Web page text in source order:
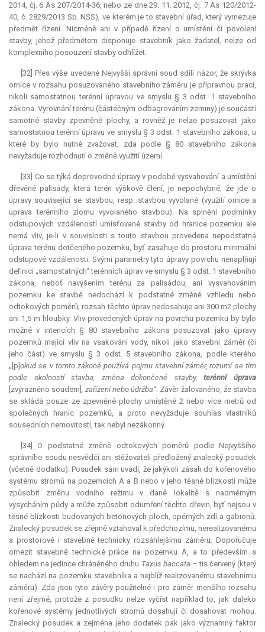
2014, čj. 6 As 207/2014-36, nebo ze dne 29. 11. 2012, čj. 7 As 120/2012-
40, č. 2829/2013 Sb. NSS), ve kterém je to stavební úřad, který vymezuje
předmět řízení. Nicméně ani v případě řízení o umístění či povolení
stavby, jehož předmětem disponuje stavebník jako žadatel, nelze od
komplexního posouzení stavby odhlížet.
[32] Přes výše uvedené Nejvyšší správní soud sdílí názor, že skrývka
ornice v rozsahu posuzovaného stavebního záměru je přípravnou prací,
nikoli samostatnou terénní úpravou ve smyslu § 3 odst. 1 stavebního
zákona. Vyrovnání terénu (částečným odbagrováním zeminy) je součástí
samotné stavby zpevněné plochy, a rovněž je nelze posuzovat jako
samostatnou terénní úpravu ve smyslu § 3 odst. 1 stavebního zákona, u
které by bylo nutné zvažovat, zda podle § 80 stavebního zákona
nevyžaduje rozhodnutí o změně využití území.
[33] Co se týká doprovodné úpravy v podobě vysvahování a umístění
dřevěné palisády, která terén výškově člení, je nepochybné, že jde o
úpravy související se stavbou, resp. stavbou vyvolané (využití ornice a
úprava terénního zlomu vyvolaného stavbou). Na splnění podmínky
odstupových vzdáleností umisťované stavby od hranice pozemku ale
nemá vliv, je-li v souvislosti s touto stavbou provedena nepodstatná
úprava terénu dotčeného pozemku, byť zasahuje do prostoru minimální
odstupové vzdálenosti. Svými parametry tyto úpravy povrchu nenaplňují
definici „samostatných“ terénních úprav ve smyslu § 3 odst. 1 stavebního
zákona, neboť navýšením terénu za palisádou, ani vysvahováním
pozemku ke stavbě nedochází k podstatné změně vzhledu nebo
odtokových poměrů; rozsah těchto úprav nedosahuje ani 300 m2 plochy
ani 1,5 m hloubky. Vliv provedených úprav na povrchu pozemku by bylo
možné v intencích § 80 stavebního zákona posuzovat jako úpravy
pozemků mající vliv na vsakování vody, nikoli jako stavební záměr (či
jeho část) ve smyslu § 3 odst. 5 stavebního zákona, podle kterého
„[p] okud se v tomto zákoně používá pojmu stavební záměr, rozumí se tím
podle okolností stavba, změna dokončené stavby,terénní úprava
[zvýrazněno soudem], zařízení nebo údržba“. Závěr žalovaného, že stavba
se skládá pouze ze zpevněné plochy umístěné 2 nebo více metrů od
společných hranic pozemků, a proto nevyžaduje souhlas vlastníků
sousedních nemovitostí, tak nebyl nezákonný.
[34] O podstatné změně odtokových poměrů podle Nejvyššího
správního soudu nesvědčí ani stěžovateli předložený znalecký posudek
(včetně dodatku). Posudek sám uvádí, že jakýkoli zásah do kořenového
systému stromů na pozemcích A a B nebo v jeho těsné blízkosti může
způsobit změnu vodního režimu v dané lokalitě s nadměrným
vysycháním půdy a může způsobit odumření těchto dřevin, byť nejsou v
těsné blízkosti budovaných betonových ploch, opěrných zdí a gabionů.
Znalecký posudek se zřejmě vztahoval k předchozímu, nerealizovanému
a prostorově i stavebně technicky rozsáhlejšímu záměru. Doporučuje
omezit stavebně technické práce na pozemku A, a to především s
ohledem na jedince chráněného druhu Taxus baccata – tis červený (který
se nachází na pozemku stavebníka a nejblíž realizovanému stavebnímu
záměru). Zda jsou tyto závěry použitelné i pro záměr menšího rozsahu
není zřejmé, protože z posudku nelze vyčíst například to, jak daleko
kořenové systémy jednotlivých stromů dosahují či dosahovat mohou.
Znalecký posudek a zejména jeho dodatek pak jako významný faktor